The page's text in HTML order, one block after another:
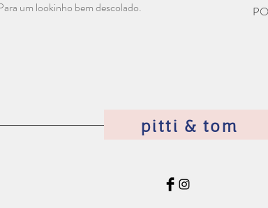
um lookinho bem descolado.
pitti & tom